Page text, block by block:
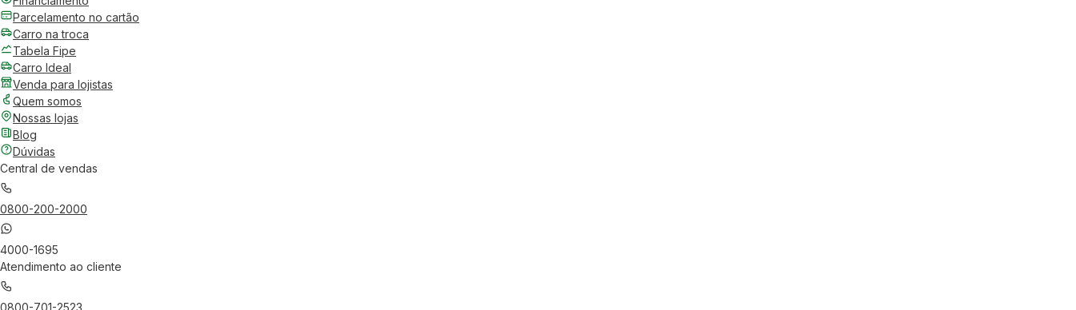
Parcelamento no cartão
Carro na troca
Tabela Fipe
Carro Ideal
Venda para lojistas
Quem somos
Nossas lojas
Blog
Dúvidas
Central de vendas
0800-200-2000
4000-1695
Atendimento ao cliente
0800-701-2523